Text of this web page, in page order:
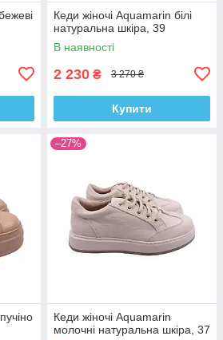
Кеди жіночі Aquamarin білі
натуральна шкіра, 39
В наявності
2 230 ₴ 3 270 ₴
Купити
–27%
Кеди жіночі Aquamarin
молочні натуральна шкіра, 37